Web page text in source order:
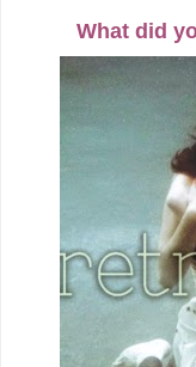
What did